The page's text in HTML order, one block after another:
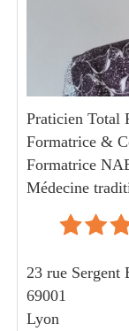
Praticien Total
Formatrice &
Formatrice
Médecine
23 rue Sergent
69001
Lyon